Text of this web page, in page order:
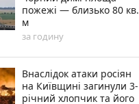
пожежі — близько 80 кв.
м
за годину
Внаслідок атаки росіян
на Київщині загинули 3-
річний хлопчик та його